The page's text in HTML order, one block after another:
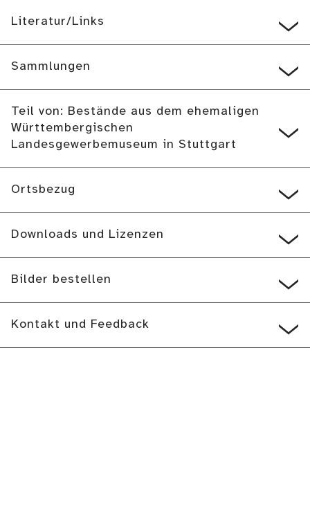
Literatur/Links
Sammlungen
Teil von: Bestände aus dem ehemaligen
Württembergischen
Landesgewerbemuseum in Stuttgart
Ortsbezug
Downloads und Lizenzen
Bilder bestellen
Kontakt und Feedback